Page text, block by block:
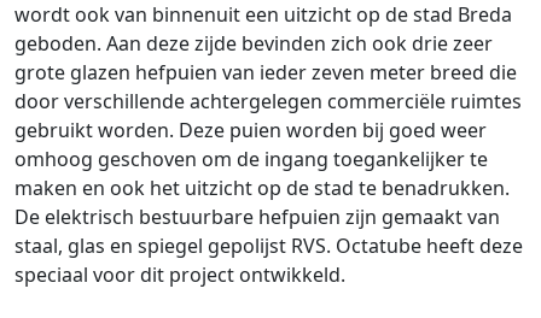
wordt ook van binnenuit een uitzicht op de stad Breda
geboden. Aan deze zijde bevinden zich ook drie zeer
grote glazen hefpuien van ieder zeven meter breed die
door verschillende achtergelegen commerciële ruimtes
gebruikt worden. Deze puien worden bij goed weer
omhoog geschoven om de ingang toegankelijker te
maken en ook het uitzicht op de stad te benadrukken.
De elektrisch bestuurbare hefpuien zijn gemaakt van
staal, glas en spiegel gepolijst RVS. Octatube heeft deze
speciaal voor dit project ontwikkeld.